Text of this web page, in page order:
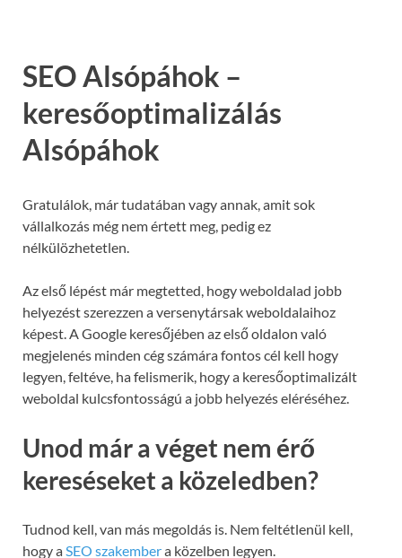
SEO Alsópáhok –
keresőoptimalizálás
Alsópáhok
Gratulálok, már tudatában vagy annak, amit sok
vállalkozás még nem értett meg, pedig ez
nélkülözhetetlen.
Az első lépést már megtetted, hogy weboldalad jobb
helyezést szerezzen a versenytársak weboldalaihoz
képest. A Google keresőjében az első oldalon való
megjelenés minden cég számára fontos cél kell hogy
legyen, feltéve, ha felismerik, hogy a keresőoptimalizált
weboldal kulcsfontosságú a jobb helyezés eléréséhez.
Unod már a véget nem érő
kereséseket a közeledben?
Tudnod kell, van más megoldás is. Nem feltétlenül kell,
hogy aSEO szakembera közelben legyen.